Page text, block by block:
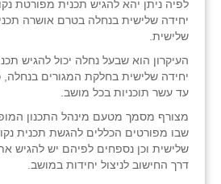
לפיה ניתן יהא להגיש תכנית מפורטת
יחידה שלישית בנחלה בטרם אושרה
שלישית.
העיקרון הוא שבעל נחלה יכול להגיש
יחידה שלישית בחלקת המגורים
עד עשר תוכניות בכל מושב.
מצורף מסמך מטעם מינהל התכנון
שבו מפורטים הכללים להגשת תכנית
שלישית וכן נספחים לפיהם יש להגיש את
דרך החישוב לניצול יחידות במושב.